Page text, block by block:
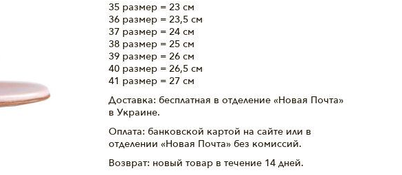
35 размер = 23 см
36 размер = 23,5 см
37 размер = 24 см
38 размер = 25 см
39 размер = 26 см
40 размер = 26,5 см
41 размер = 27 см
Доставка: бесплатная в отделение «Новая Почта»
в Украине.
Оплата: банковской картой на сайте или в
отделении «Новая Почта» без комиссий.
Возврат: новый товар в течение 14 дней.